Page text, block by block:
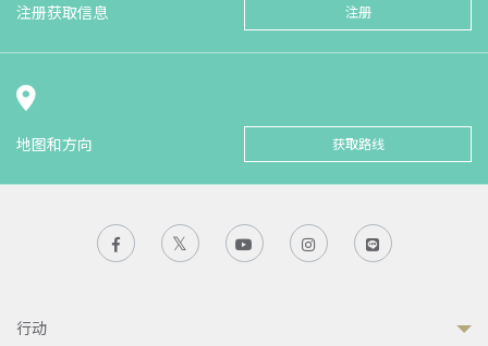
注册获取信息 注册
地图和方向 获取路线
行动